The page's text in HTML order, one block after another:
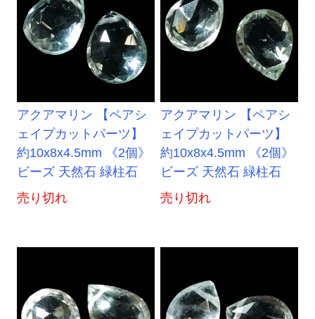
アクアマリン 【ペアシ
ェイプカットパーツ】
約10x8x4.5mm 《2個》
ビーズ 天然石 緑柱石
売り切れ
アクアマリン 【ペアシ
ェイプカットパーツ】
約10x8x4.5mm 《2個》
ビーズ 天然石 緑柱石
売り切れ